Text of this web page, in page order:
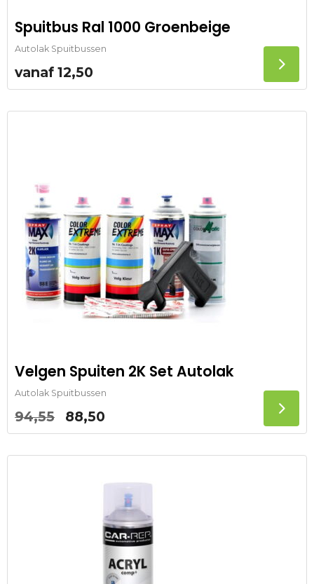
Spuitbus Ral 1000 Groenbeige
Autolak Spuitbussen
vanaf 12,50
Velgen Spuiten 2K Set Autolak
Autolak Spuitbussen
94,55 88,50